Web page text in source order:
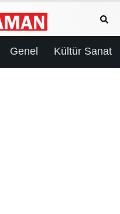
Genel Kültür Sanat